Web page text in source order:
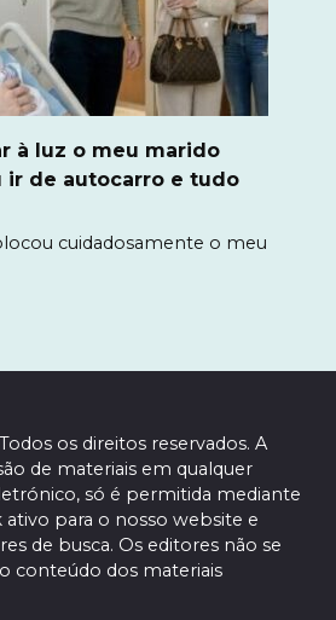
à luz o meu marido
ir de autocarro e tudo
cuidadosamente o meu
os direitos reservados. A
de materiais em qualquer
só é permitida mediante
ativo para o nosso website e
de busca. Os editores não se
conteúdo dos materiais